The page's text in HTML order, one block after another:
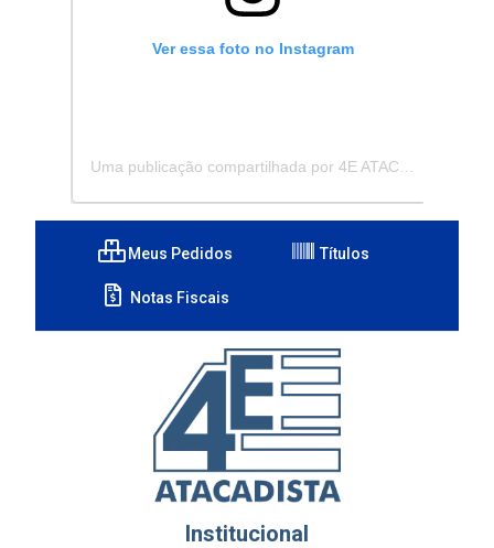
Ver essa foto no Instagram
Meus Pedidos Títulos
Notas Fiscais
Institucional